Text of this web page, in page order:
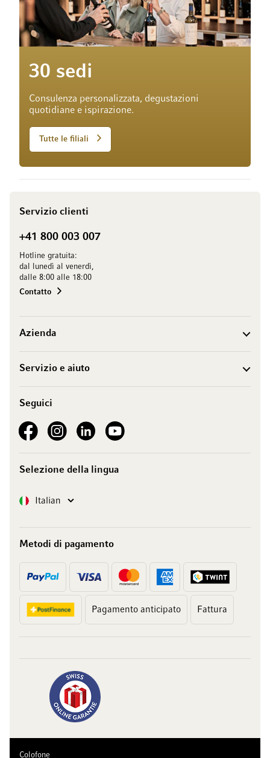
30 sedi
Consulenza personalizzata, degustazioni
quotidiane e ispirazione.
Tutte le filiali
Servizio clienti
+41 800 003 007
Hotline gratuita:
dal lunedì al venerdì,
dalle 8:00 alle 18:00
Contatto
Azienda
Servizio e aiuto
Seguici
See our FacebookSee our Instagram account
See our LinkedInSee our YouTube channel
Selezione della lingua
Lingua Italian
Metodi di pagamento
Pagamento anticipato Fattura
Colofone